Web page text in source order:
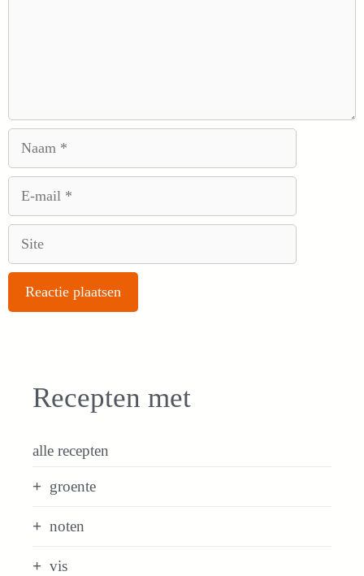
Recepten met
alle recepten
groente
noten
vis